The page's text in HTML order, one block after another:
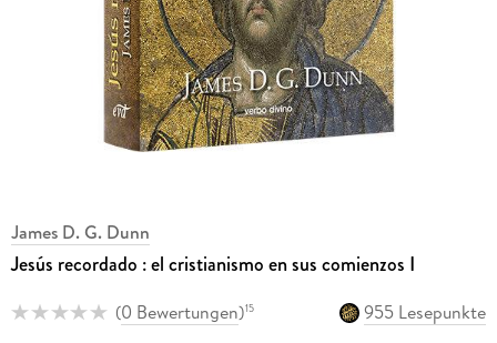
James D. G. Dunn
Jesús recordado : el cristianismo en sus comienzos I
(0 Bewertungen)15
955 Lesepunkte